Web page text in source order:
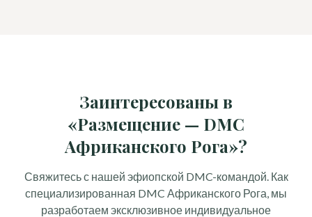
Заинтересованы в
«Размещение — DMC
Африканского Рога»?
Свяжитесь с нашей эфиопской DMC-командой. Как
специализированная DMC Африканского Рога, мы
разработаем эксклюзивное индивидуальное